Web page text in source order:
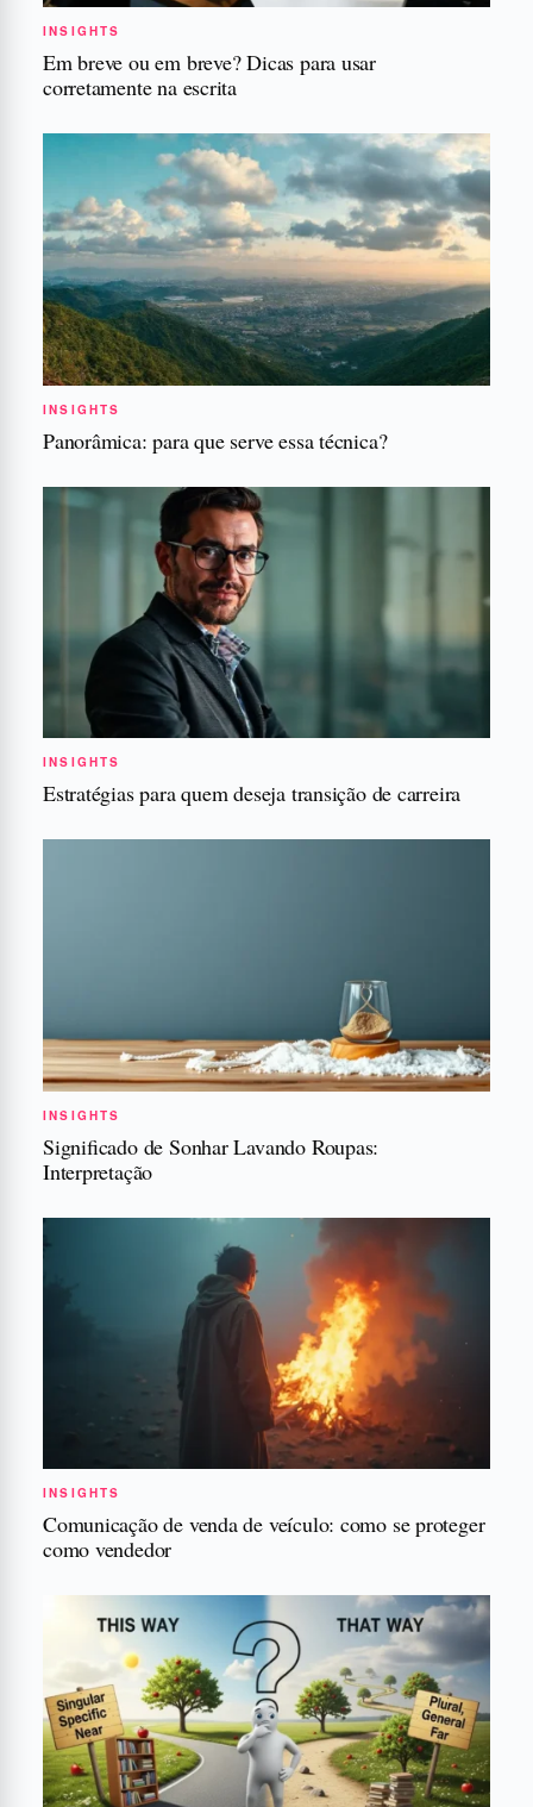
INSIGHTS
Em breve ou em breve? Dicas para usar
corretamente na escrita
INSIGHTS
Panorâmica: para que serve essa técnica?
INSIGHTS
Estratégias para quem deseja transição de carreira
INSIGHTS
Significado de Sonhar Lavando Roupas:
Interpretação
INSIGHTS
Comunicação de venda de veículo: como se proteger
como vendedor